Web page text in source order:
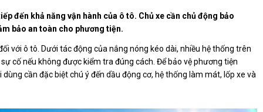
đến khả năng vận hành của ô tô. Chủ xe cần chủ động bảo
bảo an toàn cho phương tiện.
với ô tô. Dưới tác động của nắng nóng kéo dài, nhiều hệ thống trên
cố nếu không được kiểm tra đúng cách. Để bảo vệ phương tiện
cần đặc biệt chú ý đến dầu động cơ, hệ thống làm mát, lốp xe và